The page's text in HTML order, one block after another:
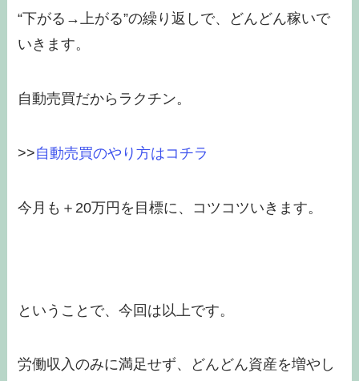
“下がる→上がる”の繰り返しで、どんどん稼いで
いきます。
自動売買だからラクチン。
>>自動売買のやり方はコチラ
今月も＋20万円を目標に、コツコツいきます。
ということで、今回は以上です。
労働収入のみに満足せず、どんどん資産を増やし